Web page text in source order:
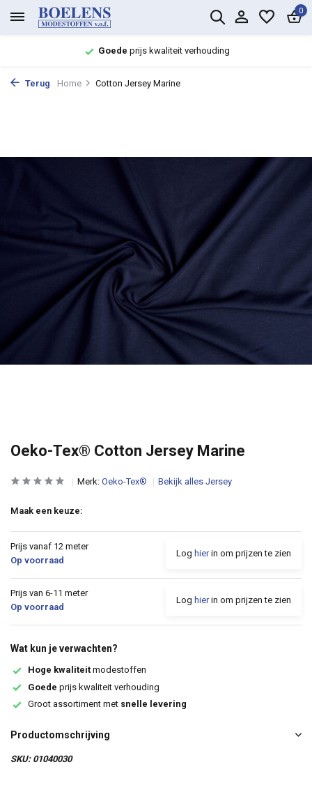
0
Goede prijs kwaliteit verhouding
Terug Home Cotton Jersey Marine
Oeko-Tex® Cotton Jersey Marine
Merk: Oeko-Tex® Bekijk alles Jersey
Maak een keuze:
Prijs vanaf 12 meter
Op voorraad
Log hierin om prijzen te zien
Prijs van 6-11 meter
Op voorraad
Log hierin om prijzen te zien
Wat kun je verwachten?
Hoge kwaliteit modestoffen
Goede prijs kwaliteit verhouding
Groot assortiment met snelle levering
Productomschrijving
SKU: 01040030